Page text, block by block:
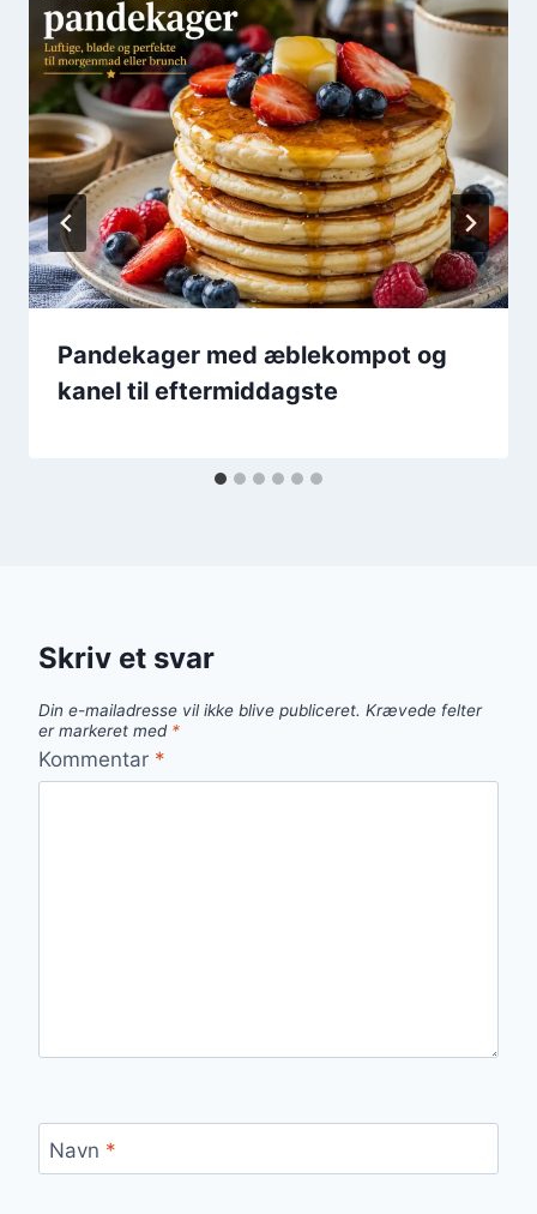
Pandekager med æblekompot og
kanel til eftermiddagste
Skriv et svar
Din e-mailadresse vil ikke blive publiceret. Krævede felter
er markeret med *
Kommentar *
Navn *